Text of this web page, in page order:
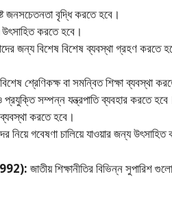
জনসচেতনতা বৃদ্ধি করতে হবে।
উৎসাহিত করতে হবে।
জন্য বিশেষ বিশেষ ব্যবস্থা গ্রহণ করতে
শ্রেণিকক্ষ বা সমন্বিত শিক্ষা ব্যবস্থা
সম্পন্ন যন্ত্রপাতি ব্যবহার করতে
করতে হবে।
নিয়ে গবেষণা চালিয়ে যাওয়ার জন্য
জাতীয় শিক্ষানীতির বিভিন্ন সুপারিশ